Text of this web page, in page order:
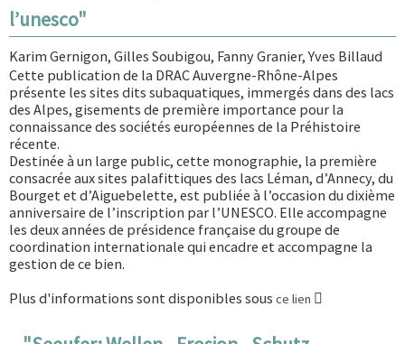
l’unesco"
Karim Gernigon, Gilles Soubigou, Fanny Granier, Yves Billaud
Cette publication de la DRAC Auvergne-Rhône-Alpes
présente les sites dits subaquatiques, immergés dans des lacs
des Alpes, gisements de première importance pour la
connaissance des sociétés européennes de la Préhistoire
récente.
Destinée à un large public, cette monographie, la première
consacrée aux sites palafittiques des lacs Léman, d’Annecy, du
Bourget et d’Aiguebelette, est publiée à l’occasion du dixième
anniversaire de l’inscription par l’UNESCO. Elle accompagne
les deux années de présidence française du groupe de
coordination internationale qui encadre et accompagne la
gestion de ce bien.
Plus d'informations sont disponibles sous ce lien